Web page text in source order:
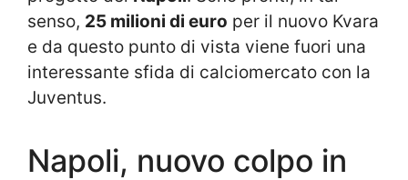
senso, 25 milioni di euro per il nuovo Kvara
e da questo punto di vista viene fuori una
interessante sfida di calciomercato con la
Juventus.
Napoli, nuovo colpo in